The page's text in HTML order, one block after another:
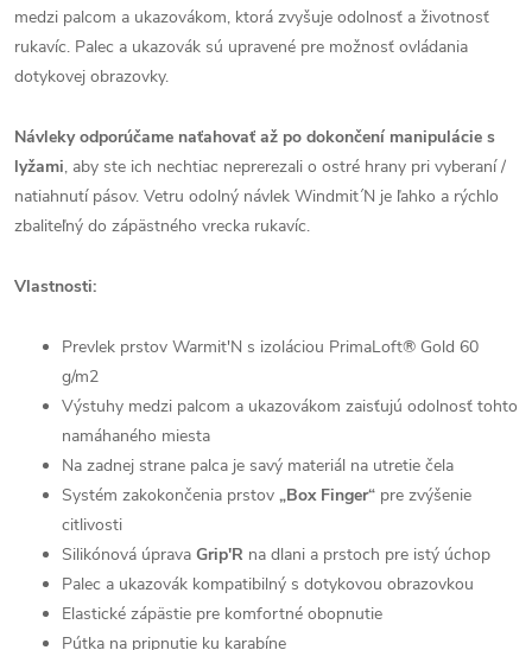
medzi palcom a ukazovákom, ktorá zvyšuje odolnosť a životnosť
rukavíc. Palec a ukazovák sú upravené pre možnosť ovládania
dotykovej obrazovky.
Návleky odporúčame naťahovať až po dokončení manipulácie s
lyžami, aby ste ich nechtiac neprerezali o ostré hrany pri vyberaní /
natiahnutí pásov. Vetru odolný návlek Windmit´N je ľahko a rýchlo
zbaliteľný do zápästného vrecka rukavíc.
Vlastnosti:
Prevlek prstov Warmit'N s izoláciou PrimaLoft® Gold 60
g/m2
Výstuhy medzi palcom a ukazovákom zaisťujú odolnosť tohto
namáhaného miesta
Na zadnej strane palca je savý materiál na utretie čela
Systém zakokončenia prstov „Box Finger“ pre zvýšenie
citlivosti
Silikónová úprava Grip'R na dlani a prstoch pre istý úchop
Palec a ukazovák kompatibilný s dotykovou obrazovkou
Elastické zápästie pre komfortné obopnutie
Pútka na pripnutie ku karabíne